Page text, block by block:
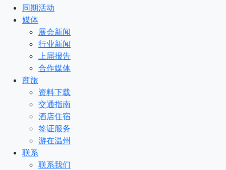
同期活动
媒体
展会新闻
行业新闻
上届报告
合作媒体
商旅
资料下载
交通指南
酒店住宿
签证服务
游在温州
联系
联系我们